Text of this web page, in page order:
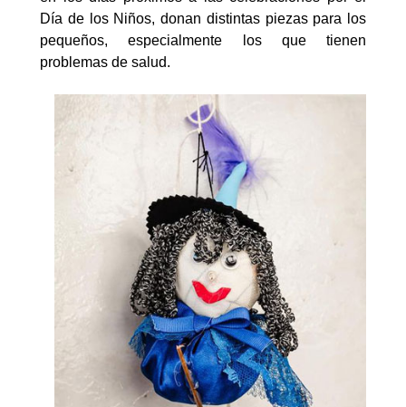
Día de los Niños, donan distintas piezas para los
pequeños, especialmente los que tienen
problemas de salud.